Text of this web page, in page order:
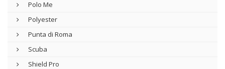
Polo Me
Polyester
Punta di Roma
Scuba
Shield Pro